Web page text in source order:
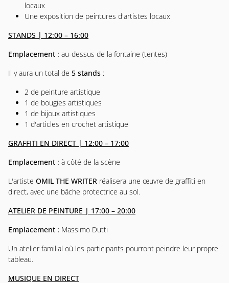
locaux
Une exposition de peintures d'artistes locaux
STANDS | 12:00 – 16:00
Emplacement : au-dessus de la fontaine (tentes)
Il y aura un total de 5 stands :
2 de peinture artistique
1 de bougies artistiques
1 de bijoux artistiques
1 d'articles en crochet artistique
GRAFFITI EN DIRECT | 12:00 – 17:00
Emplacement : à côté de la scène
L'artiste OMIL THE WRITER réalisera une œuvre de graffiti en
direct, avec une bâche protectrice au sol.
ATELIER DE PEINTURE | 17:00 – 20:00
Emplacement : Massimo Dutti
Un atelier familial où les participants pourront peindre leur propre
tableau.
MUSIQUE EN DIRECT